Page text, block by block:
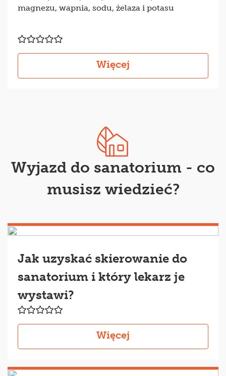
magnezu, wapnia, sodu, żelaza i potasu
Więcej
Wyjazd do sanatorium - co
musisz wiedzieć?
Jak uzyskać skierowanie do
sanatorium i który lekarz je
wystawi?
Więcej